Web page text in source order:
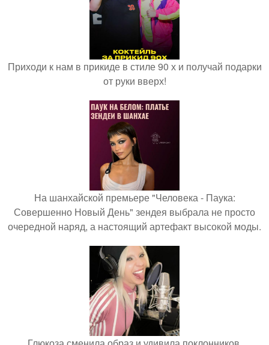
Приходи к нам в прикиде в стиле 90 х и получай подарки
от руки вверх!
На шанхайской премьере "Человека - Паука:
Совершенно Новый День" зендея выбрала не просто
очередной наряд, а настоящий артефакт высокой моды.